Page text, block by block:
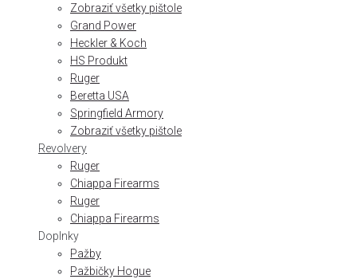
Zobraziť všetky pištole
Grand Power
Heckler & Koch
HS Produkt
Ruger
Beretta USA
Springfield Armory
Zobraziť všetky pištole
Revolvery
Ruger
Chiappa Firearms
Ruger
Chiappa Firearms
Doplnky
Pažby
Pažbičky Hogue